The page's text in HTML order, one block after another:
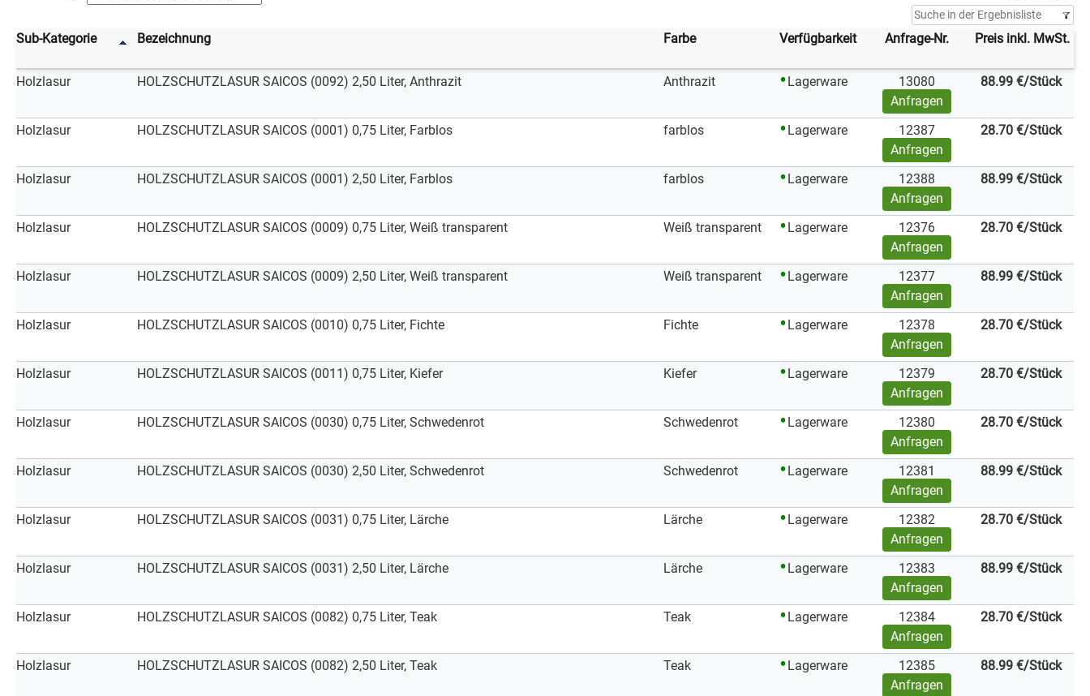
Sub-Kategorie Bezeichnung Farbe Verfügbarkeit Anfrage‑Nr. Preis inkl. MwSt.
Holzlasur HOLZSCHUTZLASUR SAICOS (0092) 2,50 Liter, Anthrazit Anthrazit Lagerware
13080
Anfragen
88.99 €/Stück
Holzlasur HOLZSCHUTZLASUR SAICOS (0001) 0,75 Liter, Farblos farblos Lagerware
12387
Anfragen
28.70 €/Stück
Holzlasur HOLZSCHUTZLASUR SAICOS (0001) 2,50 Liter, Farblos farblos Lagerware
12388
Anfragen
88.99 €/Stück
Holzlasur HOLZSCHUTZLASUR SAICOS (0009) 0,75 Liter, Weiß transparent Weiß transparent Lagerware
12376
Anfragen
28.70 €/Stück
Holzlasur HOLZSCHUTZLASUR SAICOS (0009) 2,50 Liter, Weiß transparent Weiß transparent Lagerware
12377
Anfragen
88.99 €/Stück
Holzlasur HOLZSCHUTZLASUR SAICOS (0010) 0,75 Liter, Fichte Fichte Lagerware
12378
Anfragen
28.70 €/Stück
Holzlasur HOLZSCHUTZLASUR SAICOS (0011) 0,75 Liter, Kiefer Kiefer Lagerware
12379
Anfragen
28.70 €/Stück
Holzlasur HOLZSCHUTZLASUR SAICOS (0030) 0,75 Liter, Schwedenrot Schwedenrot Lagerware
12380
Anfragen
28.70 €/Stück
Holzlasur HOLZSCHUTZLASUR SAICOS (0030) 2,50 Liter, Schwedenrot Schwedenrot Lagerware
12381
Anfragen
88.99 €/Stück
Holzlasur HOLZSCHUTZLASUR SAICOS (0031) 0,75 Liter, Lärche Lärche Lagerware
12382
Anfragen
28.70 €/Stück
Holzlasur HOLZSCHUTZLASUR SAICOS (0031) 2,50 Liter, Lärche Lärche Lagerware
12383
Anfragen
88.99 €/Stück
Holzlasur HOLZSCHUTZLASUR SAICOS (0082) 0,75 Liter, Teak Teak Lagerware
12384
Anfragen
28.70 €/Stück
Holzlasur HOLZSCHUTZLASUR SAICOS (0082) 2,50 Liter, Teak Teak Lagerware
12385
Anfragen
88.99 €/Stück